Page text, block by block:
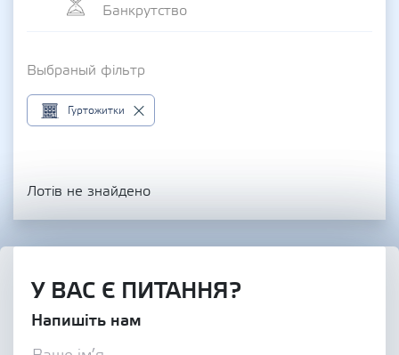
Банкрутство
Выбраный фільтр
Гуртожитки
Лотів не знайдено
У ВАС Є ПИТАННЯ?
Напишіть нам